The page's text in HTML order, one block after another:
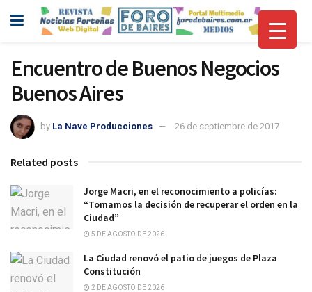
Encuentro de Buenos Negocios
Buenos Aires
by La Nave Producciones 26 de septiembre de 2017
Related posts
Jorge Macri, en el reconocimiento a policías:
“Tomamos la decisión de recuperar el orden en la
Ciudad”
5 DE AGOSTO DE 2026
La Ciudad renovó el patio de juegos de Plaza
Constitución
2 DE AGOSTO DE 2026